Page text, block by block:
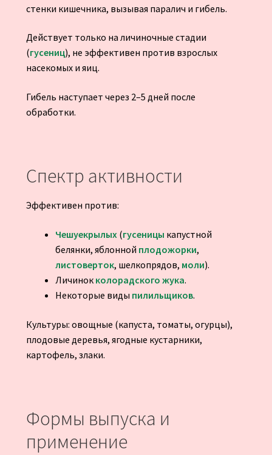
стенки кишечника, вызывая паралич и гибель.
Действует только на личиночные стадии
(гусениц), не эффективен против взрослых
насекомых и яиц.
Гибель наступает через 2–5 дней после
обработки.
Спектр активности
Эффективен против:
Чешуекрылых(гусеницы капустной
белянки, яблонной плодожорки,
листоверток, шелкопрядов, моли).
Личинок колорадского жука.
Некоторые виды пилильщиков.
Культуры: овощные (капуста, томаты, огурцы),
плодовые деревья, ягодные кустарники,
картофель, злаки.
Формы выпуска и
применение